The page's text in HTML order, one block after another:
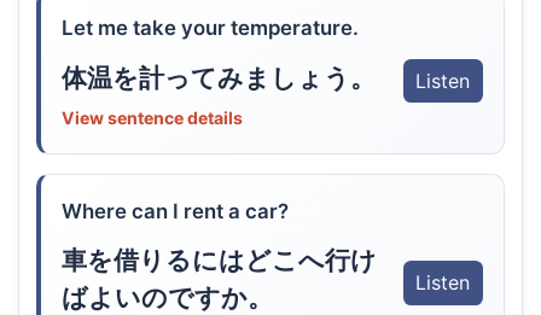
Let me take your temperature.
体温を計ってみましょう。 Listen
View sentence details
Where can I rent a car?
車を借りるにはどこへ行け
ばよいのですか。
Listen